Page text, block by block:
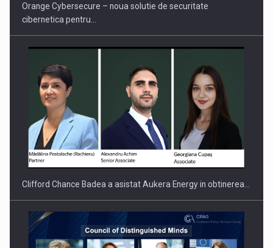
Orange Cybersecure – noua solutie de securitate
cibernetica pentru…
Clifford Chance Badea a asistat Aukera Energy in obtinerea…